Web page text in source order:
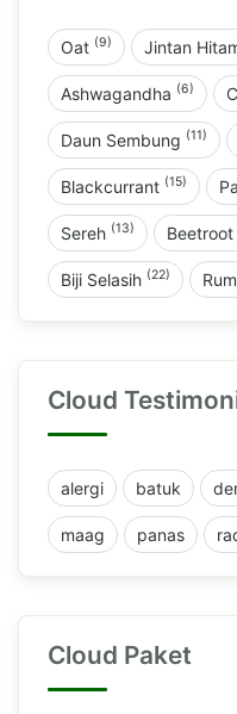
Oat (9) Jintan
Ashwagandha (6)
Daun Sembung (11)
Blackcurrant (15)
Sereh (13) Beetroot
Biji Selasih (22)
Cloud
alergi batuk
maag panas
Cloud Paket